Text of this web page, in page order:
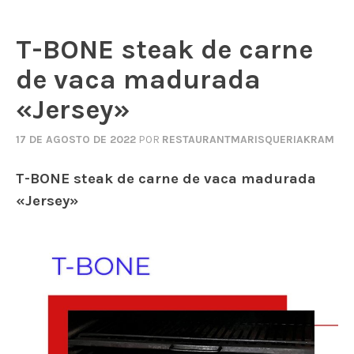
T-BONE steak de carne
de vaca madurada
«Jersey»
17 DE AGOSTO DE 2022 POR RESTAURANTMARISQUERIAKRAM
T-BONE steak de carne de vaca madurada
«Jersey»